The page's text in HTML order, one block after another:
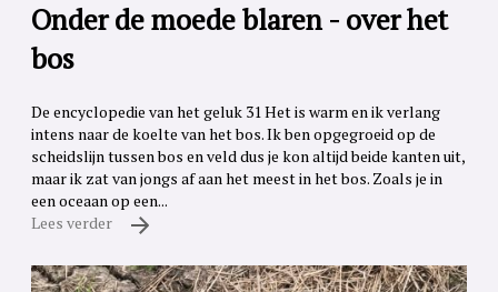
Onder de moede blaren - over het
bos
De encyclopedie van het geluk 31 Het is warm en ik verlang
intens naar de koelte van het bos. Ik ben opgegroeid op de
scheidslijn tussen bos en veld dus je kon altijd beide kanten uit,
maar ik zat van jongs af aan het meest in het bos. Zoals je in
een oceaan op een...
Lees verder